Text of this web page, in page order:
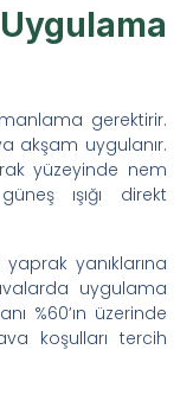
gerektirir.
akşam uygulanır.
yüzeyinde nem
ışığı direkt
yaprak yanıklarına
uygulama
%60’ın üzerinde
koşulları tercih